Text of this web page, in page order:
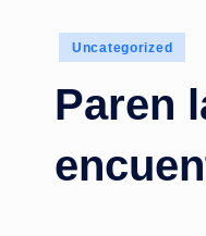
Posted
Uncategorized
Paren